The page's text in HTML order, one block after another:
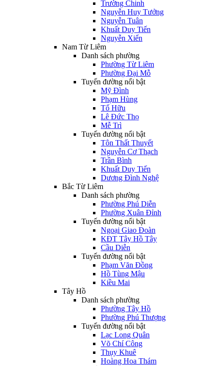
Trường Chinh
Nguyễn Huy Tưởng
Nguyễn Tuân
Khuất Duy Tiến
Nguyễn Xiển
Nam Từ Liêm
Danh sách phường
Phường Từ Liêm
Phường Đại Mỗ
Tuyến đường nổi bật
Mỹ Đình
Phạm Hùng
Tố Hữu
Lê Đức Thọ
Mễ Trì
Tuyến đường nổi bật
Tôn Thất Thuyết
Nguyễn Cơ Thạch
Trần Bình
Khuất Duy Tiến
Dương Đình Nghệ
Bắc Từ Liêm
Danh sách phường
Phường Phú Diễn
Phường Xuân Đỉnh
Tuyến đường nổi bật
Ngoại Giao Đoàn
KĐT Tây Hồ Tây
Cầu Diễn
Tuyến đường nổi bật
Phạm Văn Đồng
Hồ Tùng Mậu
Kiều Mai
Tây Hồ
Danh sách phường
Phường Tây Hồ
Phường Phú Thượng
Tuyến đường nổi bật
Lạc Long Quân
Võ Chí Công
Thụy Khuê
Hoàng Hoa Thám